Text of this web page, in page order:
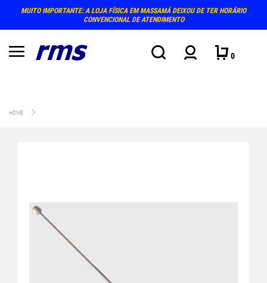
A LOJA FÍSICA EM MASSAMÁ DEIXOU DE TER HORÁRIO
CONVENCIONAL DE ATENDIMENTO
PRÓXIMO
0
HOME